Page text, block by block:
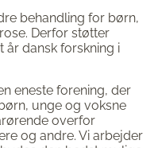
behandling for børn,
Derfor støtter
år dansk forskning i
eneste forening, der
unge og voksne
overfor
og andre. Vi arbejder